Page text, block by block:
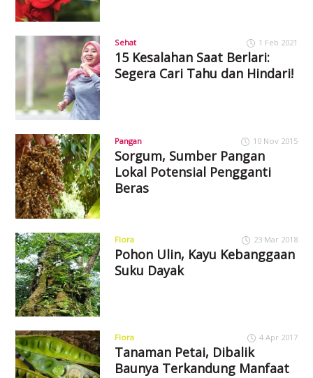
Sehat 1 Feb 2021
15 Kesalahan Saat Berlari:
Segera Cari Tahu dan Hindari!
Pangan 10 Nov 2015
Sorgum, Sumber Pangan
Lokal Potensial Pengganti
Beras
Flora 23 Mar 2018
Pohon Ulin, Kayu Kebanggaan
Suku Dayak
Flora 4 Apr 2017
Tanaman Petai, Dibalik
Baunya Terkandung Manfaat